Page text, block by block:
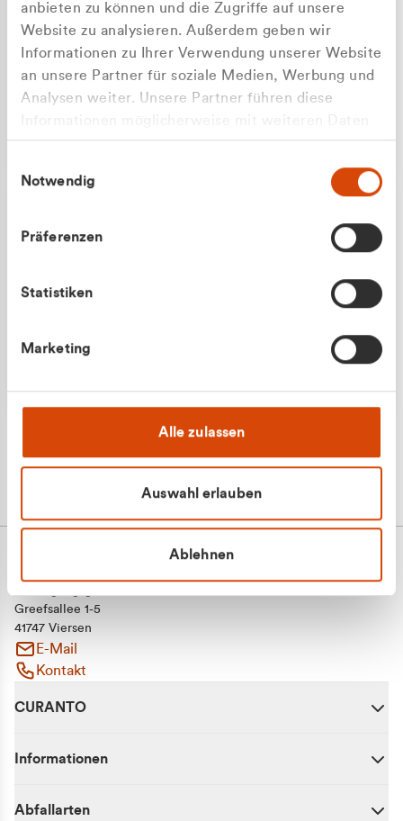
anbieten zu können und die Zugriffe auf unsere
Website zu analysieren. Außerdem geben wir
Informationen zu Ihrer Verwendung unserer Website
an unsere Partner für soziale Medien, Werbung und
Analysen weiter. Unsere Partner führen diese
zusammen, die Sie ihnen bereitgestellt haben oder
gesammelt haben.
Notwendig
Präferenzen
Statistiken
Marketing
Alle zulassen
Auswahl erlauben
Ablehnen
Apilash Balanesan
Greefsallee 1-5
41747 Viersen
E-Mail
Kontakt
CURANTO
Informationen
Abfallarten